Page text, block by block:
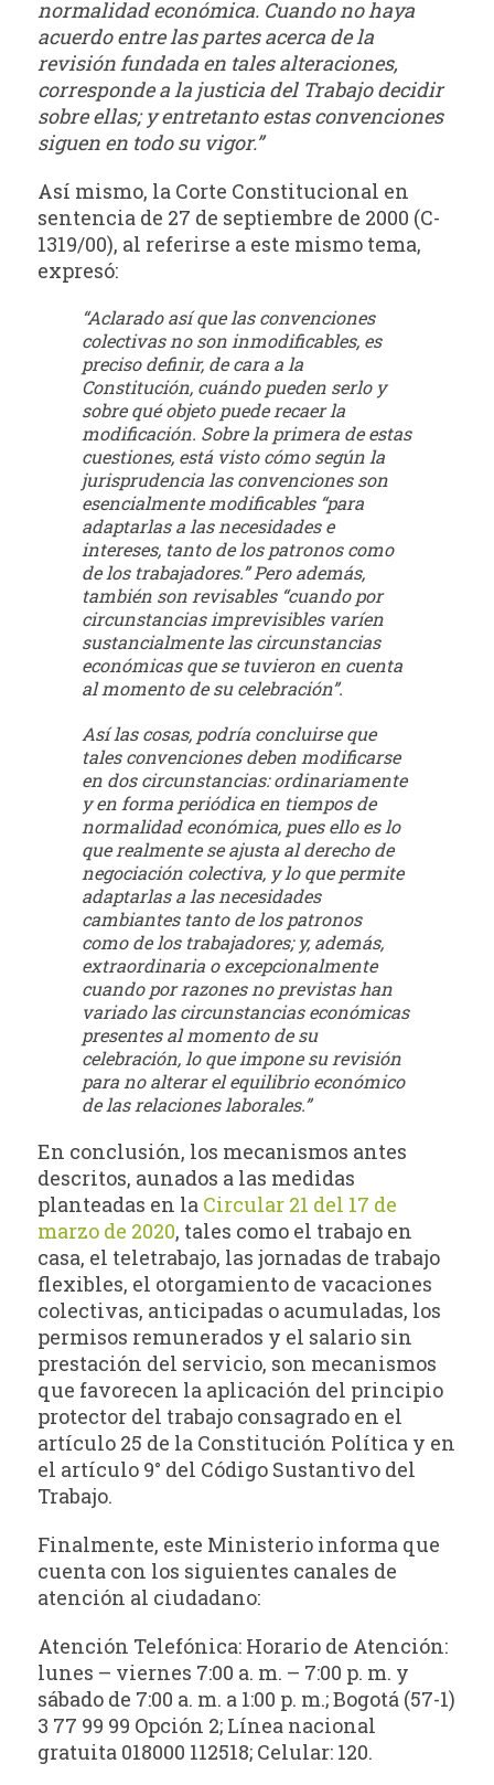
normalidad económica. Cuando no haya
acuerdo entre las partes acerca de la
revisión fundada en tales alteraciones,
corresponde a la justicia del Trabajo decidir
sobre ellas; y entretanto estas convenciones
siguen en todo su vigor.”
Así mismo, la Corte Constitucional en
sentencia de 27 de septiembre de 2000 (C-
1319/00), al referirse a este mismo tema,
expresó:
“Aclarado así que las convenciones
colectivas no son inmodificables, es
precisodefinir, de cara a la
Constitución, cuándo pueden serlo y
sobre qué objeto puede recaer la
modificación. Sobre la primera de estas
cuestiones, está visto cómo según la
jurisprudencia las convenciones son
esencialmente modificables “para
adaptarlas a las necesidadese
intereses, tanto de los patronos como
de los trabajadores.” Pero además,
también son revisables “cuando por
circunstancias imprevisibles varíen
sustancialmente lascircunstancias
económicas que se tuvieron en cuenta
al momento de su celebración”.
Así lascosas, podría concluirse que
tales convenciones deben modificarse
en dos circunstancias:ordinariamente
y en forma periódica en tiempos de
normalidad económica, pues ello es lo
que realmente se ajusta al derecho de
negociación colectiva, y lo que permite
adaptarlasa las necesidades
cambiantes tanto de los patronos
como de los trabajadores; y, además,
extraordinaria o excepcionalmente
cuando por razones no previstas han
variado lascircunstancias económicas
presentes al momento de su
celebración, lo que impone su revisión
para no alterar el equilibrio económico
de las relaciones laborales.”
En conclusión, los mecanismos antes
descritos, aunados a las medidas
planteadas en la Circular 21 del 17 de
marzo de 2020, tales como el trabajo en
casa, el teletrabajo, las jornadas de trabajo
flexibles, el otorgamiento de vacaciones
colectivas, anticipadas o acumuladas, los
permisos remunerados y el salario sin
prestación del servicio, son mecanismos
que favorecen la aplicación del principio
protector del trabajo consagrado en el
artículo 25 de la Constitución Política y en
el artículo 9° del Código Sustantivo del
Trabajo.
Finalmente, este Ministerio informa que
cuenta con los siguientes canales de
atención al ciudadano:
Atención Telefónica: Horario de Atención:
lunes – viernes 7:00 a. m. – 7:00 p. m. y
sábado de 7:00 a. m. a 1:00 p. m.; Bogotá (57-1)
3 77 99 99 Opción 2; Línea nacional
gratuita 018000 112518; Celular: 120.